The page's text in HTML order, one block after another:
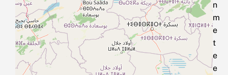
n
m
e
t
e
e